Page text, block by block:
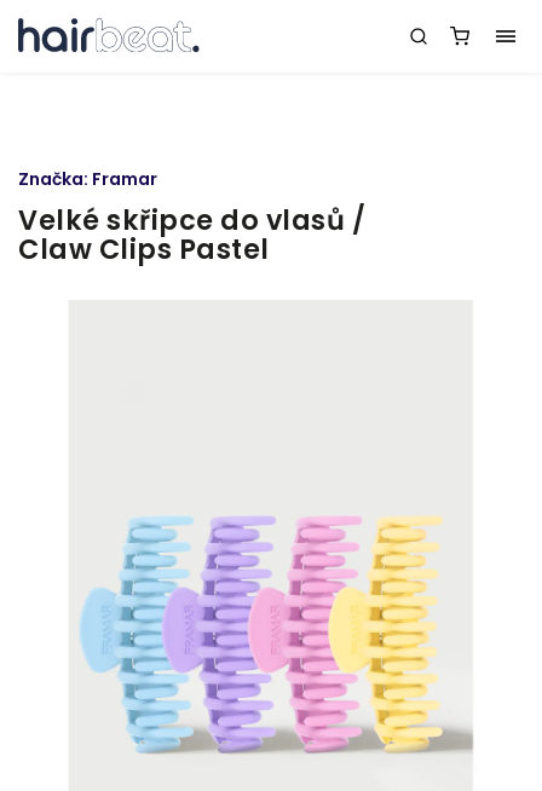
Velké skřipce do vlasů /
Claw Clips Pastel
Značka: Framar